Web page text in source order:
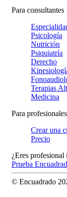
Para consultantes
Psicología
Nutrición
Psiquiatría
Derecho
Terapias
Medicina
Para profesionales
Crear una
Precio
¿Eres profesional
Prueba
© Encuadrado